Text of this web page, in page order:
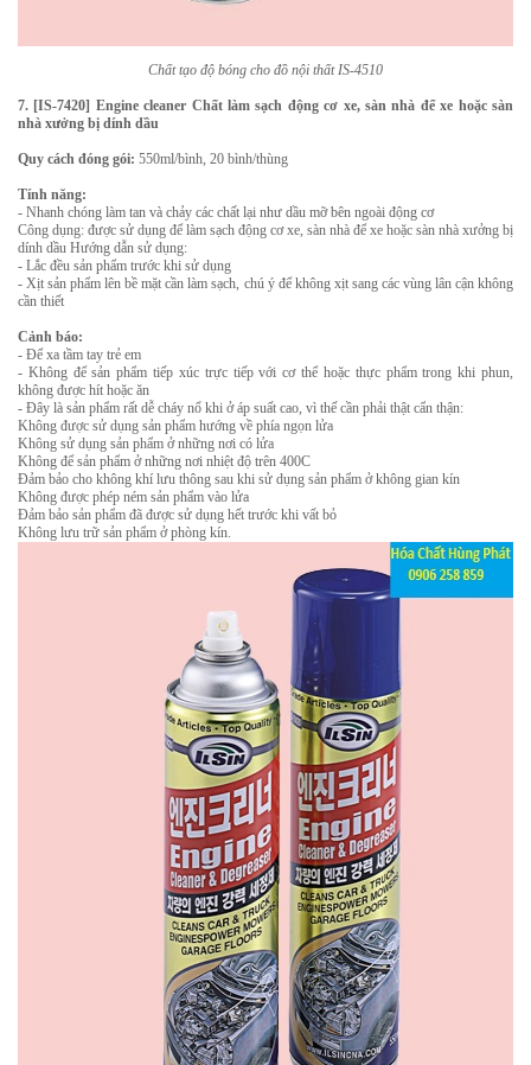
Chất tạo độ bóng cho đồ nội thất IS-4510
7. [IS-7420] Engine cleaner Chất làm sạch động cơ xe, sàn nhà để xe hoặc sàn
nhà xưởng bị dính dầu
Quy cách đóng gói: 550ml/bình, 20 bình/thùng
Tính năng:
- Nhanh chóng làm tan và chảy các chất lại như dầu mỡ bên ngoài động cơ
Công dụng: được sử dụng để làm sạch động cơ xe, sàn nhà để xe hoặc sàn nhà xưởng bị
dính dầu Hướng dẫn sử dụng:
- Lắc đều sản phẩm trước khi sử dụng
- Xịt sản phẩm lên bề mặt cần làm sạch, chú ý để không xịt sang các vùng lân cận không
cần thiết
Cảnh báo:
- Để xa tầm tay trẻ em
- Không để sản phẩm tiếp xúc trực tiếp với cơ thể hoặc thực phẩm trong khi phun,
không được hít hoặc ăn
- Đây là sản phẩm rất dễ cháy nổ khi ở áp suất cao, vì thế cần phải thật cẩn thận:
Không được sử dụng sản phẩm hướng về phía ngọn lửa
Không sử dụng sản phẩm ở những nơi có lửa
Không để sản phẩm ở những nơi nhiệt độ trên 400C
Đảm bảo cho không khí lưu thông sau khi sử dụng sản phẩm ở không gian kín
Không được phép ném sản phẩm vào lửa
Đảm bảo sản phẩm đã được sử dụng hết trước khi vất bỏ
Không lưu trữ sản phẩm ở phòng kín.